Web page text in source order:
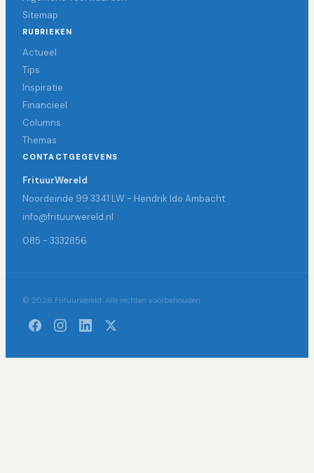
Sitemap
RUBRIEKEN
Actueel
Tips
Inspiratie
Financieel
Columns
Themas
CONTACTGEGEVENS
FrituurWereld
Noordeinde 99 3341 LW - Hendrik Ido Ambacht
info@frituurwereld.nl
085 - 3332856
© 2026 Frituurwereld. Alle rechten voorbehouden.